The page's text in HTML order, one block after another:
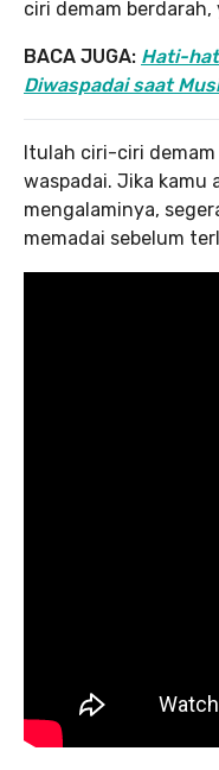
ciri demam berdarah,
BACA JUGA: Hati-
Diwaspadai saat
Itulah ciri-ciri
waspadai. Jika kamu
mengalaminya,
memadai sebelum